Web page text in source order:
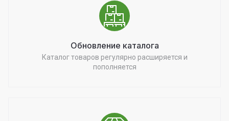
Обновление каталога
Каталог товаров регулярно расширяется и
пополняется